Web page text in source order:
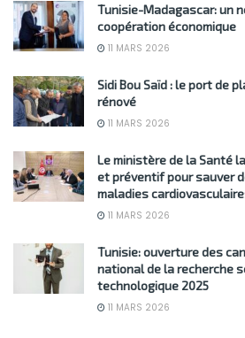
Tunisie-Madagascar: un
coopération économique
11 MARS 2026
Sidi Bou Saïd : le port de
rénové
11 MARS 2026
Le ministère de la Santé
et préventif pour sauver
maladies
11 MARS 2026
Tunisie: ouverture des
national de la recherche
technologique 2025
11 MARS 2026